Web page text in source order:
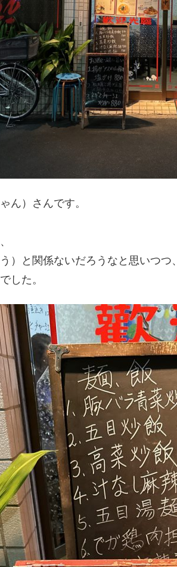
ん）さんです。
）と関係ないだろうなと思いつつ、
した。